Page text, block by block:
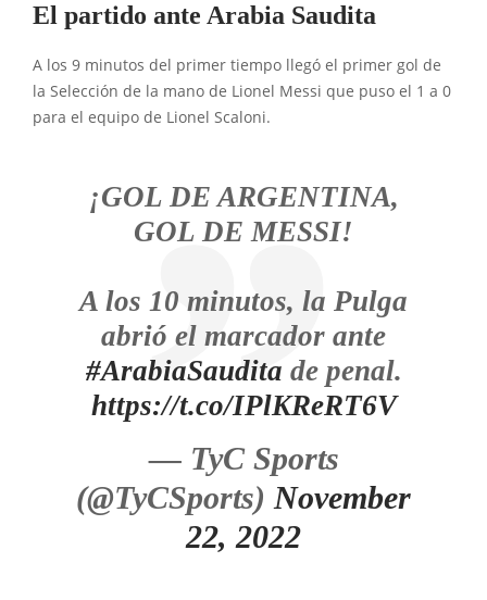
El partido ante Arabia Saudita
A los 9 minutos del primer tiempo llegó el primer gol de
la Selección de la mano de Lionel Messi que puso el 1 a 0
para el equipo de Lionel Scaloni.
¡GOL DE ARGENTINA,
GOL DE MESSI!
A los 10 minutos, la Pulga
abrió el marcador ante
#ArabiaSaudita de penal.
https://t.co/IPlKReRT6V
— TyC Sports
(@TyCSports) November
22, 2022